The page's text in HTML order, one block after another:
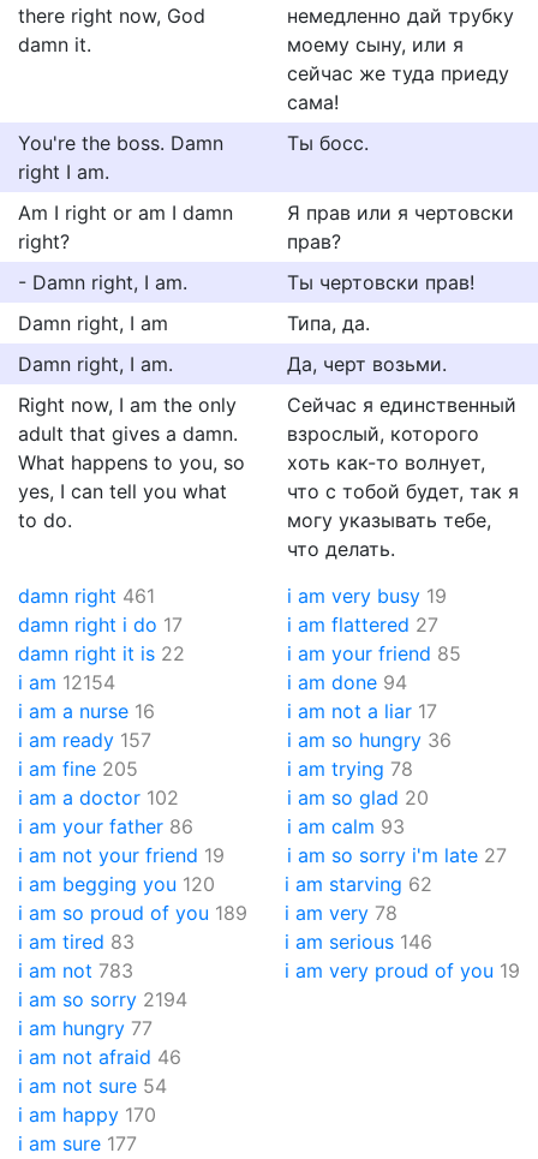
there right now, God
damn it.
немедленно дай трубку
моему сыну, или я
сейчас же туда приеду
сама!
You're the boss. Damn
right I am.
Ты босс.
Am I right or am I damn
right?
Я прав или я чертовски
прав?
- Damn right, I am.
Ты чертовски прав!
Damn right, I am
Типа, да.
Damn right, I am.
Да, черт возьми.
Right now, I am the only
adult that gives a damn.
What happens to you, so
yes, I can tell you what
to do.
Сейчас я единственный
взрослый, которого
хоть как-то волнует,
что с тобой будет, так я
могу указывать тебе,
что делать.
damn right 461
damn right i do 17
damn right it is 22
i am 12154
i am a nurse 16
i am ready 157
i am fine 205
i am a doctor 102
i am your father 86
i am not your friend 19
i am very busy 19
i am flattered 27
i am your friend 85
i am done 94
i am not a liar 17
i am so hungry 36
i am trying 78
i am so glad 20
i am calm 93
i am so sorry i'm late 27
i am begging you 120
i am so proud of you 189
i am tired 83
i am not 783
i am so sorry 2194
i am hungry 77
i am not afraid 46
i am not sure 54
i am happy 170
i am sure 177
i am starving 62
i am very 78
i am serious 146
i am very proud of you 19